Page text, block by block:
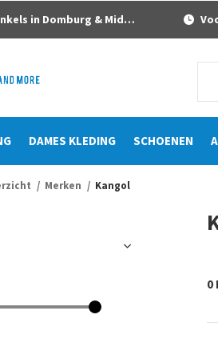
DAMES KLEDING SCHOENEN
in Domburg & Middelburg
Merken Kangol
0